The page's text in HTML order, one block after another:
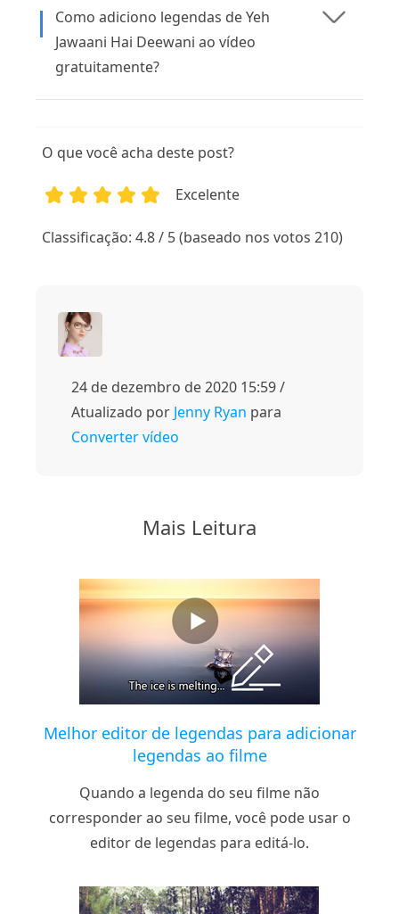
Como adiciono legendas de Yeh
Jawaani Hai Deewani ao vídeo
gratuitamente?
O que você acha deste post?
Excelente
Classificação: 4.8 / 5 (baseado nos votos 210)
24 de dezembro de 2020 15:59 /
Atualizado por Jenny Ryan para
Converter vídeo
Mais Leitura
Melhor editor de legendas para adicionar
legendas ao filme
Quando a legenda do seu filme não
corresponder ao seu filme, você pode usar o
editor de legendas para editá-lo.